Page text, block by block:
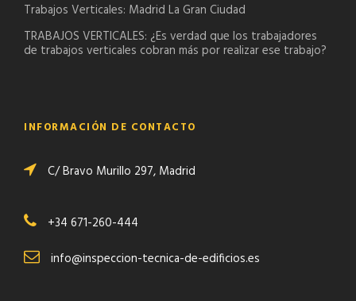
Trabajos Verticales: Madrid La Gran Ciudad
TRABAJOS VERTICALES: ¿Es verdad que los trabajadores
de trabajos verticales cobran más por realizar ese trabajo?
INFORMACIÓN DE CONTACTO
C/ Bravo Murillo 297, Madrid
+34 671-260-444
info@inspeccion-tecnica-de-edificios.es